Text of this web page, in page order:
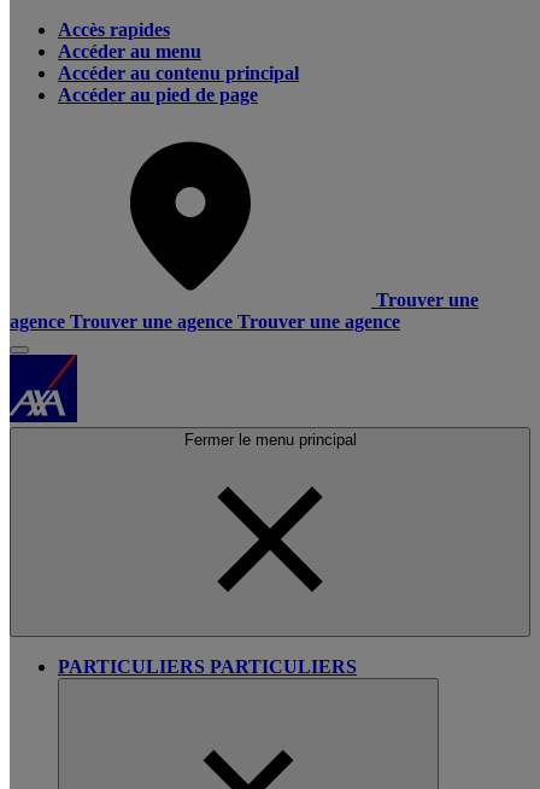
Accès rapides
Accéder au menu
Accéder au contenu principal
Accéder au pied de page
Trouver une
agence Trouver une agence Trouver une agence
Fermer le menu principal
PARTICULIERS PARTICULIERS